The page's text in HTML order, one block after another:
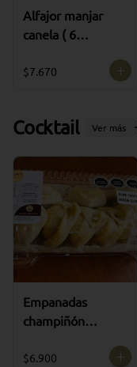
Alfajor manjar
canela ( 6
$7.670
Cocktail Ver más
Empanadas
champiñón
unidades)
$6.900